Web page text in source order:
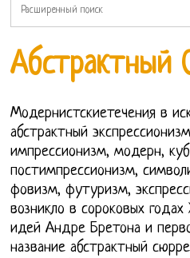
Абстрактный
Модернистскиетечения в
абстрактный
импрессионизм, модерн,
постимпрессионизм,
фовизм, футуризм,
возникло в сороковых
идей Андре Бретона и
название абстрактный